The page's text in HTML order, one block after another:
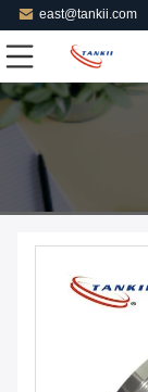
east@tankii.com